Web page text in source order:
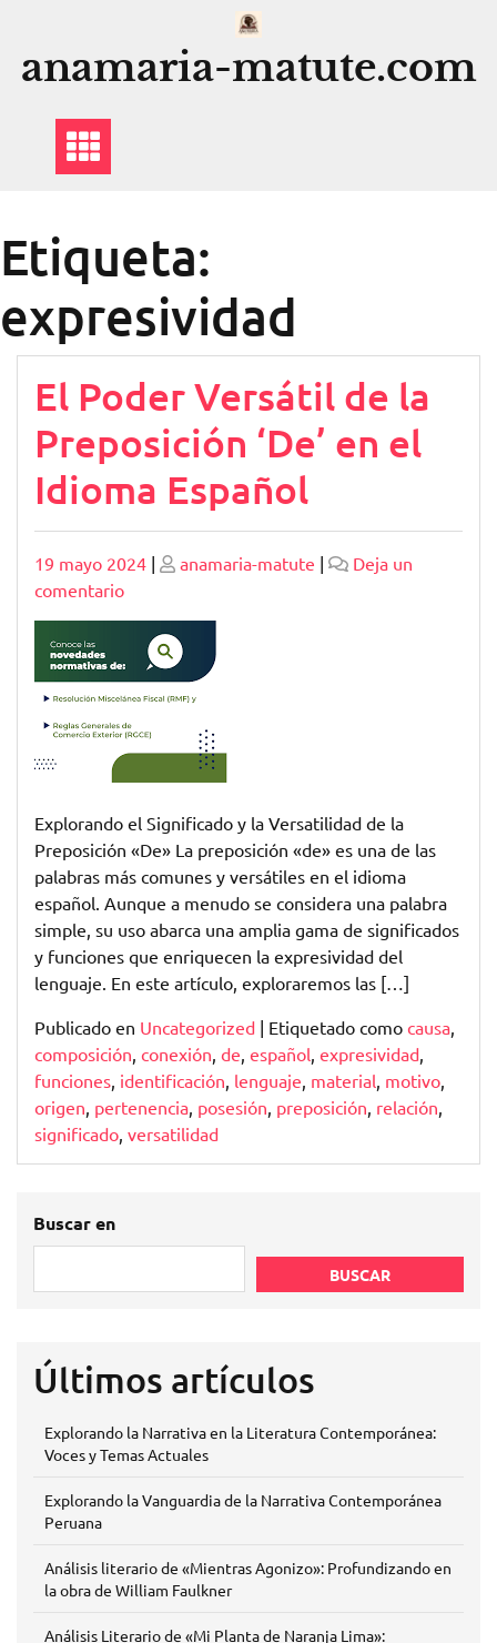
contenido
anamaria-matute.com
Etiqueta:
expresividad
El Poder Versátil de la
Preposición ‘De’ en el
Idioma Español
Publicado
19 mayo 2024 | Publicado
anamaria-matute |
Deja un
comentarioen
El
Poder
Versátil
de
la
Preposición
el
Idioma
Español
Explorando el Significado y la Versatilidad de la
Preposición «De» La preposición «de» es una de las
palabras más comunes y versátiles en el idioma
español. Aunque a menudo se considera una palabra
simple, su uso abarca una amplia gama de significados
y funciones que enriquecen la expresividad del
lenguaje. En este artículo, exploraremos las […]
Publicado en Uncategorized | Etiquetado como causa,
composición, conexión, de, español, expresividad,
funciones, identificación, lenguaje, material, motivo,
origen, pertenencia, posesión, preposición, relación,
significado, versatilidad
Buscar en
BUSCAR
Últimos artículos
Explorando la Narrativa en la Literatura Contemporánea:
Voces y Temas Actuales
Explorando la Vanguardia de la Narrativa Contemporánea
Peruana
Análisis literario de «Mientras Agonizo»: Profundizando en
la obra de William Faulkner
Análisis Literario de «Mi Planta de Naranja Lima»: